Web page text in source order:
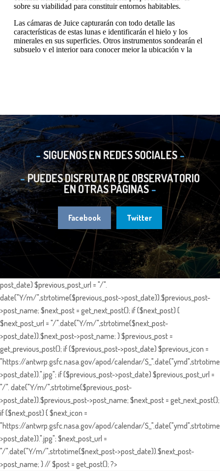
SIGUENOS EN REDES SOCIALES
PUEDES DISFRUTAR DE OBSERVATORIO
EN OTRAS PÁGINAS
Facebook Twitter
post_date) $previous_post_url = "/".
date("Y/m/",strtotime($previous_post->post_date)).$previous_post-
>post_name; $next_post = get_next_post(); if ($next_post) {
$next_post_url = "/".date("Y/m/",strtotime($next_post-
>post_date)).$next_post->post_name; } $previous_post =
get_previous_post(); if ($previous_post->post_date) $previous_icon =
"https://antwrp.gsfc.nasa.gov/apod/calendar/
>post_date)).".jpg"; if ($previous_post->post_date) $previous_post_url =
"/". date("Y/m/",strtotime($previous_post-
>post_date)).$previous_post->post_name; $next_post = get_next_post();
if ($next_post) { $next_icon =
"https://antwrp.gsfc.nasa.gov/apod/calendar/
>post_date)).".jpg"; $next_post_url =
"/".date("Y/m/",strtotime($next_post->post_date)).$next_post-
>post_name; } // $post = get_post(); ?>